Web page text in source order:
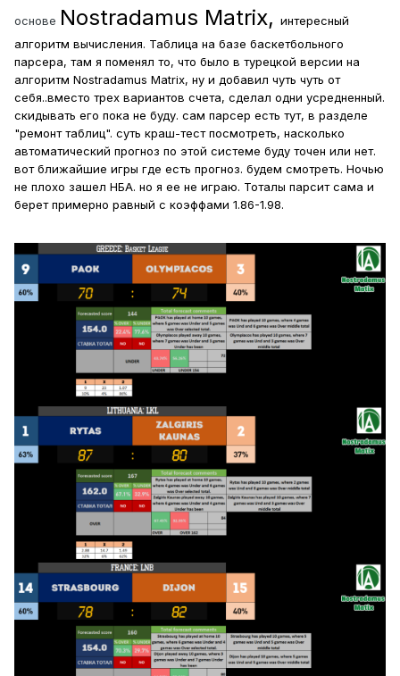
основе Nostradamus Matrix, интересный
алгоритм вычисления. Таблица на базе баскетбольного
парсера, там я поменял то, что было в турецкой версии на
алгоритм Nostradamus Matrix, ну и добавил чуть чуть от
себя..вместо трех вариантов счета, сделал одни усредненный.
скидывать его пока не буду. сам парсер есть тут, в разделе
"ремонт таблиц". суть краш-тест посмотреть, насколько
автоматический прогноз по этой системе буду точен или нет.
вот ближайшие игры где есть прогноз. будем смотреть. Ночью
не плохо зашел НБА. но я ее не играю. Тоталы парсит сама и
берет примерно равный с коэффами 1.86-1.98.